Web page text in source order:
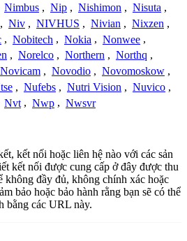
Nimbus , Nip , Nishimon , Nisuta ,
, Niv , NIVHUS , Nivian , Nixzen ,
, Nobitech , Nokia , Nonwee ,
, Norelco , Northern , Northq ,
Novicam , Novodio , Novomoskow ,
, Nufebs , Nutri Vision , Nuvico ,
Nvt , Nwp , Nwsvr
kết nối hoặc liên hệ nào với các sản
kết nối được cung cấp ở đây được thu
không đầy đủ, không chính xác hoặc
bảo hoặc bảo hành rằng bạn sẽ có thể
bằng các URL này.